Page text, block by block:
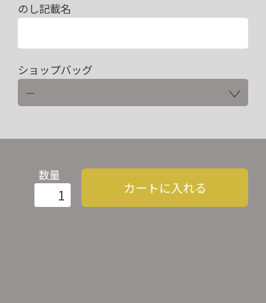
のし記載名
ショップバッグ
数量
カートに入れる